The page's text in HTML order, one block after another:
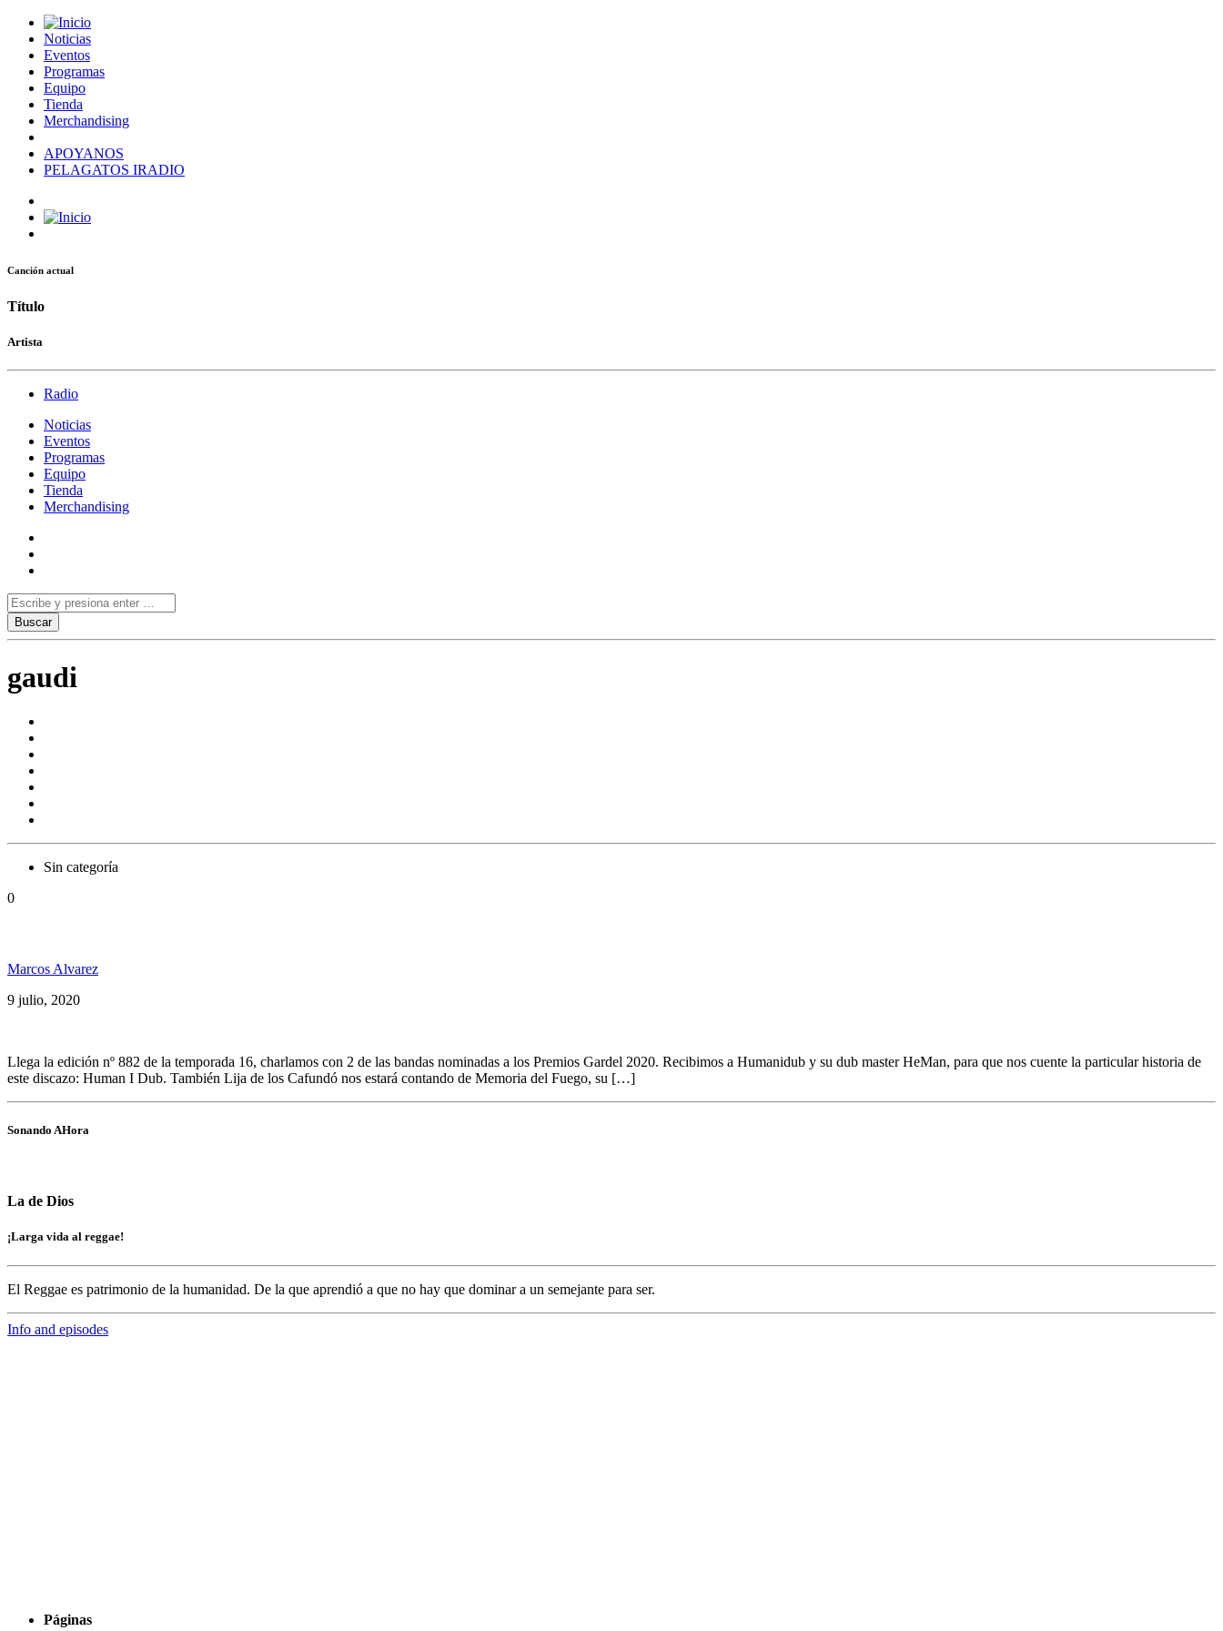
Noticias
Eventos
Programas
Equipo
Tienda
Merchandising
APOYANOS
PELAGATOS IRADIO
Canción actual
Título
Artista
Radio
Noticias
Eventos
Programas
Equipo
Tienda
Merchandising
gaudi
Sin categoría
0
Marcos Alvarez
9 julio, 2020
Llega la edición nº 882 de la temporada 16, charlamos con 2 de las bandas nominadas a los Premios Gardel 2020. Recibimos a Humanidub y su dub master HeMan, para que nos cuente la particular historia de
este discazo: Human I Dub. También Lija de los Cafundó nos estará contando de Memoria del Fuego, su […]
Sonando AHora
La de Dios
¡Larga vida al reggae!
El Reggae es patrimonio de la humanidad. De la que aprendió a que no hay que dominar a un semejante para ser.
Info and episodes
Páginas